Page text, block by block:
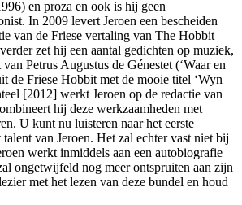
en proza en ook is hij geen
In 2009 levert Jeroen een bescheiden
van de Friese vertaling van The Hobbit
zet hij een aantal gedichten op muziek,
Petrus Augustus de Génestet (‘Waar en
de Friese Hobbit met de mooie titel ‘Wyn
[2012] werkt Jeroen op de redactie van
hij deze werkzaamheden met
U kunt nu luisteren naar het eerste
van Jeroen. Het zal echter vast niet bij
werkt inmiddels aan een autobiografie
ongetwijfeld nog meer ontspruiten aan zijn
met het lezen van deze bundel en houd